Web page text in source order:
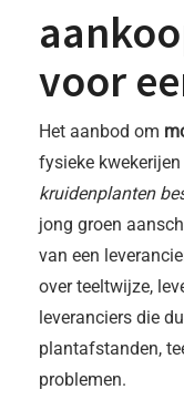
voor
Het aanbod om
fysieke
kruidenplanten
jong groen
van een
over teeltwijze,
leveranciers die
plantafstanden,
problemen.